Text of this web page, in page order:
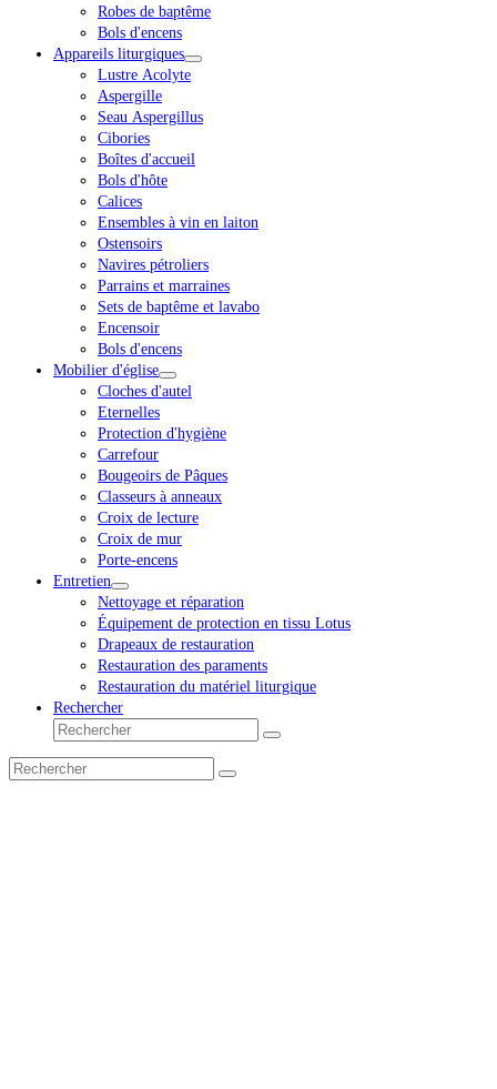
Robes de baptême
Bols d'encens
Appareils liturgiques
Lustre Acolyte
Aspergille
Seau Aspergillus
Cibories
Boîtes d'accueil
Bols d'hôte
Calices
Ensembles à vin en laiton
Ostensoirs
Navires pétroliers
Parrains et marraines
Sets de baptême et lavabo
Encensoir
Bols d'encens
Mobilier d'église
Cloches d'autel
Eternelles
Protection d'hygiène
Carrefour
Bougeoirs de Pâques
Classeurs à anneaux
Croix de lecture
Croix de mur
Porte-encens
Entretien
Nettoyage et réparation
Équipement de protection en tissu Lotus
Drapeaux de restauration
Restauration des paraments
Restauration du matériel liturgique
Rechercher
Rechercher
Envoyer
Rechercher
Envoyer